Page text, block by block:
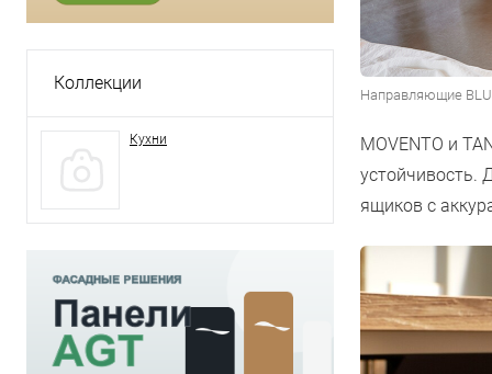
Коллекции
Кухни
Направляющие
MOVENTO и
устойчивость.
ящиков с